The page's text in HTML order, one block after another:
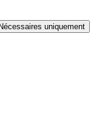
Nécessaires uniquement